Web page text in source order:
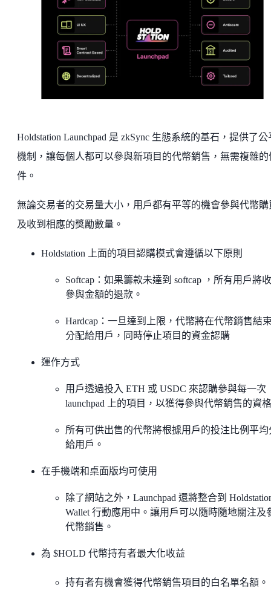
Holdstation Launchpad 是 zkSync 生態系統的基石，提供了公
機制，讓每個人都可以參與新項目的代幣銷售，無需複雜的
件。
無論交易者的交易量大小，用戶都有平等的機會參與代幣購
及收到相應的獎勵數量。
Holdstation 上面的項目認購模式會遵循以下原則
Softcap：如果籌款未達到 softcap ，所有用戶將
參與金額的退款。
Hardcap：一旦達到上限，代幣將在代幣銷售結
分配給用戶，同時停止項目的資金認購
運作方式
用戶透過投入 ETH 或 USDC 來認購參與每一次
launchpad 上的項目，以獲得參與代幣銷售的資
所有可供出售的代幣將根據用戶的投注比例平均
給用戶。
在手機端和桌面版均可使用
除了網站之外，Launchpad 還將整合到
Wallet 行動應用中。讓用戶可以隨時隨地關注及
代幣銷售。
為 $HOLD 代幣持有者最大化收益
持有者有機會獲得代幣銷售項目的白名單名額。